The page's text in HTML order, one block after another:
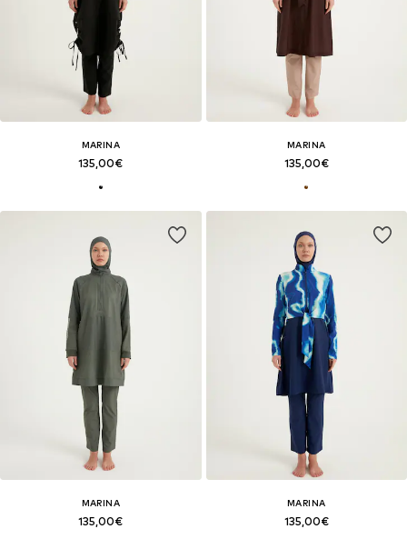
MARINA
135,00€
MARINA
135,00€
MARINA
135,00€
MARINA
135,00€